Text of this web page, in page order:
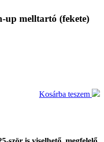
up melltartó (fekete)
Kosárba teszem